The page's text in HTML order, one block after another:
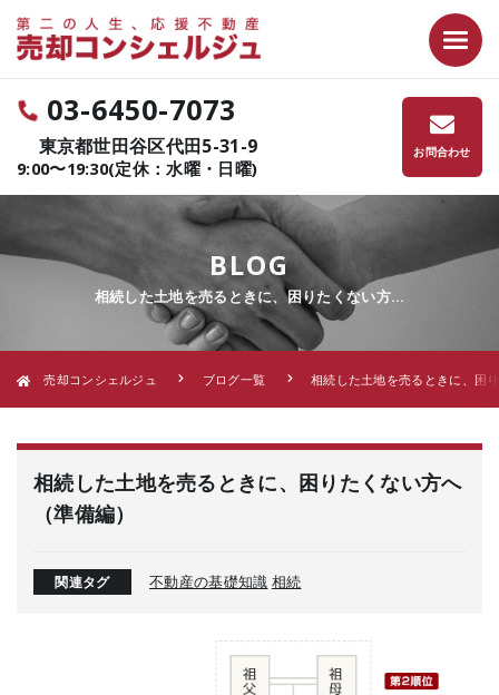
03-6450-7073
東京都世田谷区代田5-31-9
9:00〜19:30(定休：水曜・日曜)
お問合わせ
BLOG
相続した土地を売るときに、困りたくない方…
売却コンシェルジュ ブログ一覧 相続した土地を売るときに、困
相続した土地を売るときに、困りたくない方へ
（準備編）
関連タグ 不動産の基礎知識 相続